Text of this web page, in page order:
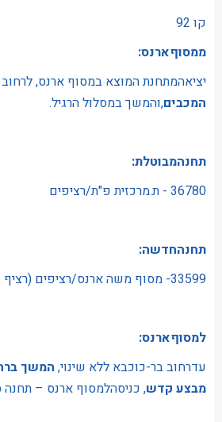
קו 92
ממסוףארנס:
יציאהמתחנת המוצא במסוף ארנס, לרחוב
המכבים,והמשך במסלול הרגיל.
תחנהמבוטלת:
36780 - ת.מרכזית פ"ת/רציפים
תחנהחדשה:
33599- מסוף משה ארנס/רציפים (רציף 6)
למסוףארנס:
עדרחוב בר-כוכבא ללא שינוי, המשך
מבצע קדש, כניסהלמסוף ארנס – תחנה